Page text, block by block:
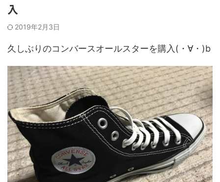
入
2019年2月3日
久しぶりのコンバースオールスターを購入(・∀・)b